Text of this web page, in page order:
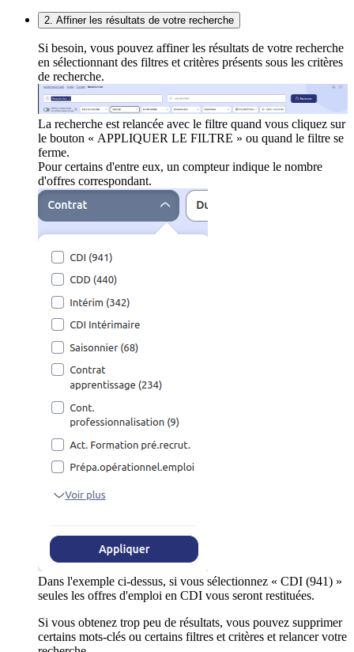
2. Affiner les résultats de votre recherche
Si besoin, vous pouvez affiner les résultats de votre recherche
en sélectionnant des filtres et critères présents sous les critères
de recherche.
La recherche est relancée avec le filtre quand vous cliquez sur
le bouton « APPLIQUER LE FILTRE » ou quand le filtre se
ferme.
Pour certains d'entre eux, un compteur indique le nombre
d'offres correspondant.
Dans l'exemple ci-dessus, si vous sélectionnez « CDI (941) »
seules les offres d'emploi en CDI vous seront restituées.
Si vous obtenez trop peu de résultats, vous pouvez supprimer
certains mots-clés ou certains filtres et critères et relancer votre